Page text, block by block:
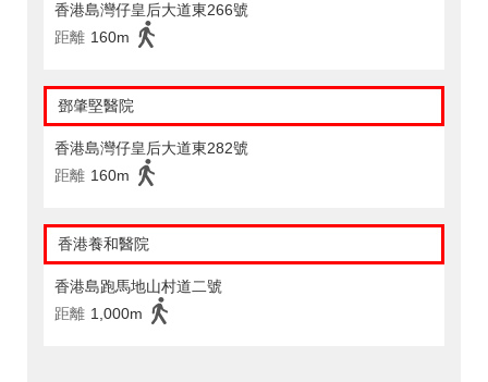
香港島灣仔皇后大道東266號
距離 160m
鄧肇堅醫院
香港島灣仔皇后大道東282號
距離 160m
香港養和醫院
香港島跑馬地山村道二號
距離 1,000m